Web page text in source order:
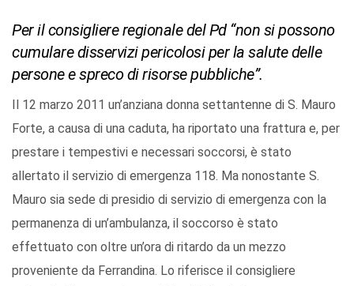
Per il consigliere regionale del Pd “non si possono
cumulare disservizi pericolosi per la salute delle
persone e spreco di risorse pubbliche”.
Il 12 marzo 2011 un’anziana donna settantenne di S. Mauro
Forte, a causa di una caduta, ha riportato una frattura e, per
prestare i tempestivi e necessari soccorsi, è stato
allertato il servizio di emergenza 118. Ma nonostante S.
Mauro sia sede di presidio di servizio di emergenza con la
permanenza di un’ambulanza, il soccorso è stato
effettuato con oltre un’ora di ritardo da un mezzo
proveniente da Ferrandina. Lo riferisce il consigliere